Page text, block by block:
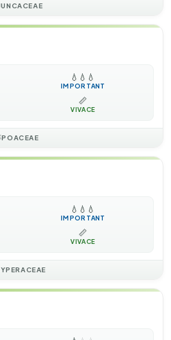
💧 💧 💧
IMPORTANT
📏
VIVACE
POACEAE
💧 💧 💧
IMPORTANT
📏
VIVACE